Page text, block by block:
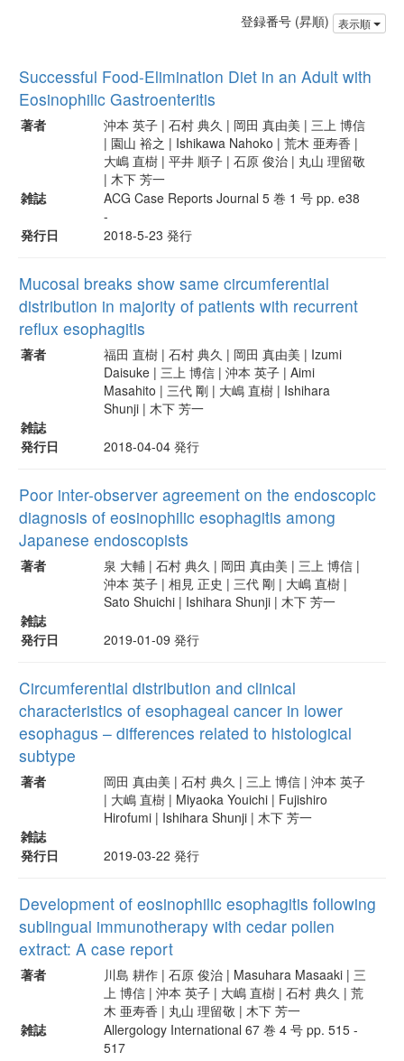
登録番号 (昇順) 表示順
Successful Food-Elimination Diet in an Adult with
Eosinophilic Gastroenteritis
著者
沖本 英子 | 石村 典久 | 岡田 真由美 | 三上 博信
| 園山 裕之 | Ishikawa Nahoko | 荒木 亜寿香 |
大嶋 直樹 | 平井 順子 | 石原 俊治 | 丸山 理留敬
| 木下 芳一
雑誌
ACG Case Reports Journal 5 巻 1 号 pp. e38
-
発行日
2018-5-23 発行
Mucosal breaks show same circumferential
distribution in majority of patients with recurrent
reflux esophagitis
著者
福田 直樹 | 石村 典久 | 岡田 真由美 | Izumi
Daisuke | 三上 博信 | 沖本 英子 | Aimi
Masahito | 三代 剛 | 大嶋 直樹 | Ishihara
Shunji | 木下 芳一
雑誌
発行日
2018-04-04 発行
Poor inter-observer agreement on the endoscopic
diagnosis of eosinophilic esophagitis among
Japanese endoscopists
著者
泉 大輔 | 石村 典久 | 岡田 真由美 | 三上 博信 |
沖本 英子 | 相見 正史 | 三代 剛 | 大嶋 直樹 |
Sato Shuichi | Ishihara Shunji | 木下 芳一
雑誌
発行日
2019-01-09 発行
Circumferential distribution and clinical
characteristics of esophageal cancer in lower
esophagus – differences related to histological
subtype
著者
岡田 真由美 | 石村 典久 | 三上 博信 | 沖本 英子
| 大嶋 直樹 | Miyaoka Youichi | Fujishiro
Hirofumi | Ishihara Shunji | 木下 芳一
雑誌
発行日
2019-03-22 発行
Development of eosinophilic esophagitis following
sublingual immunotherapy with cedar pollen
extract: A case report
著者
川島 耕作 | 石原 俊治 | Masuhara Masaaki | 三
上 博信 | 沖本 英子 | 大嶋 直樹 | 石村 典久 | 荒
木 亜寿香 | 丸山 理留敬 | 木下 芳一
雑誌
Allergology International 67 巻 4 号 pp. 515 -
517